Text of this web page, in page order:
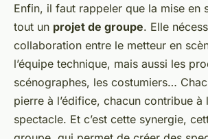
Enfin, il faut rappeler que la mise en
tout un projet de groupe. Elle
collaboration entre le metteur en
l’équipe technique, mais aussi les
scénographes, les costumiers…
pierre à l’édifice, chacun contribue à
spectacle. Et c’est cette synergie,